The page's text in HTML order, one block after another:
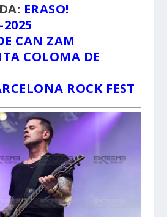
ERASO!
2025
CAN ZAM
COLOMA DE
ROCK FEST